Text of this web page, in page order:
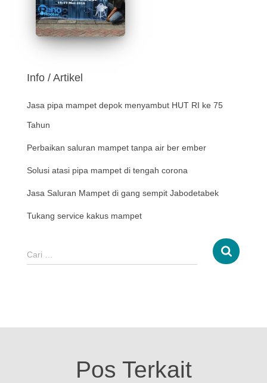
Info / Artikel
Jasa pipa mampet depok menyambut HUT RI ke 75
Tahun
Perbaikan saluran mampet tanpa air ber ember
Solusi atasi pipa mampet di tengah corona
Jasa Saluran Mampet di gang sempit Jabodetabek
Tukang service kakus mampet
Cari …
Pos Terkait